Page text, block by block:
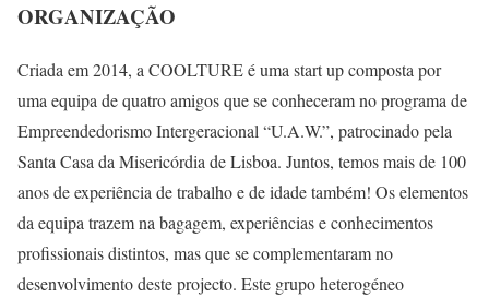
ORGANIZAÇÃO
Criada em 2014, a COOLTURE é uma start up composta por
uma equipa de quatro amigos que se conheceram no programa de
Empreendedorismo Intergeracional “U.A.W.”, patrocinado pela
Santa Casa da Misericórdia de Lisboa. Juntos, temos mais de 100
anos de experiência de trabalho e de idade também! Os elementos
da equipa trazem na bagagem, experiências e conhecimentos
profissionais distintos, mas que se complementaram no
desenvolvimento deste projecto. Este grupo heterogéneo